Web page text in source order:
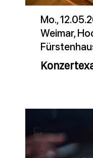
Mo.,
Weimar,